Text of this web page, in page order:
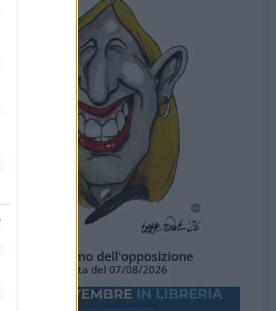
L'ottimismo dell'opposizione
Vignetta del 07/08/2026